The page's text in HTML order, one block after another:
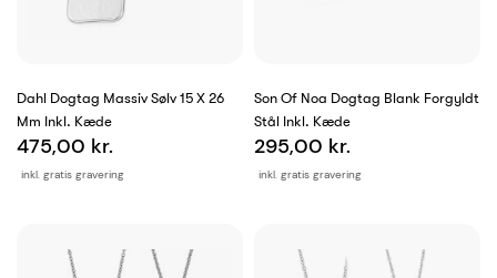
Dahl Dogtag Massiv Sølv 15 X 26
Mm Inkl. Kæde
inkl. gratis gravering
475,00 kr.
Son Of Noa Dogtag Blank Forgyldt
Stål Inkl. Kæde
inkl. gratis gravering
295,00 kr.